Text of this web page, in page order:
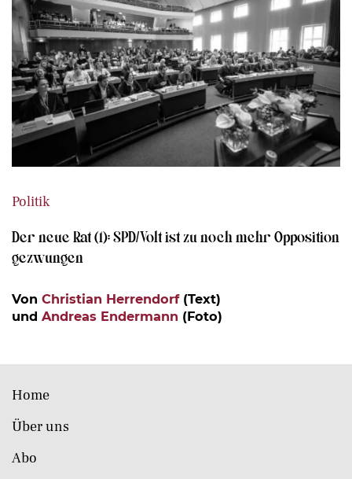
Politik
Der neue Rat (1): SPD/Volt ist zu noch mehr Opposition
gezwungen
Von Christian Herrendorf(Text)
und Andreas Endermann (Foto)
Home
Über uns
Abo